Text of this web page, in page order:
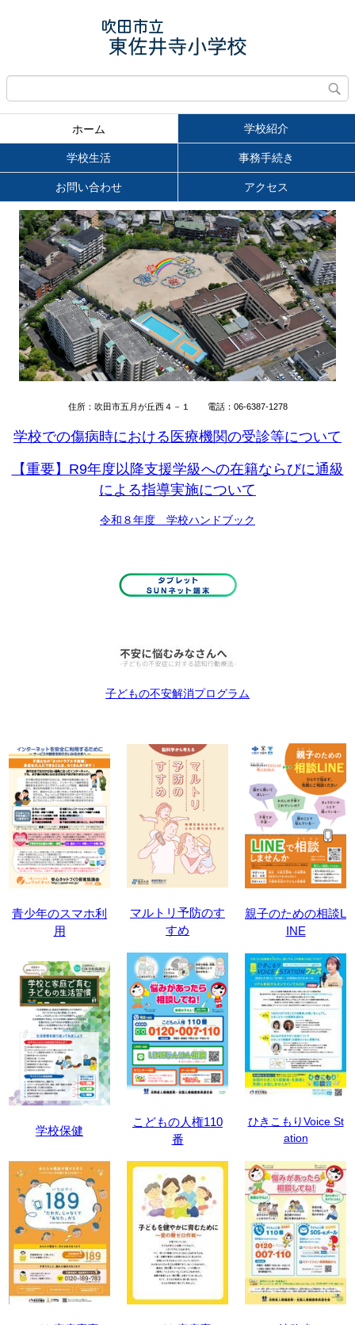
ホーム 学校紹介
学校生活 事務手続き
お問い合わせ アクセス
住所：吹田市五月が丘西４－１ 電話：06-6387-1278
学校での傷病時における医療機関の受診等について
【重要】R9年度以降支援学級への在籍ならびに通級
による指導実施について
令和８年度 学校ハンドブック
子どもの不安解消プログラム
青少年のスマホ利
用
マルトリ予防のす
すめ
親子のための相談L
INE
学校保健
こどもの人権110
番
ひきこもりVoice St
ation